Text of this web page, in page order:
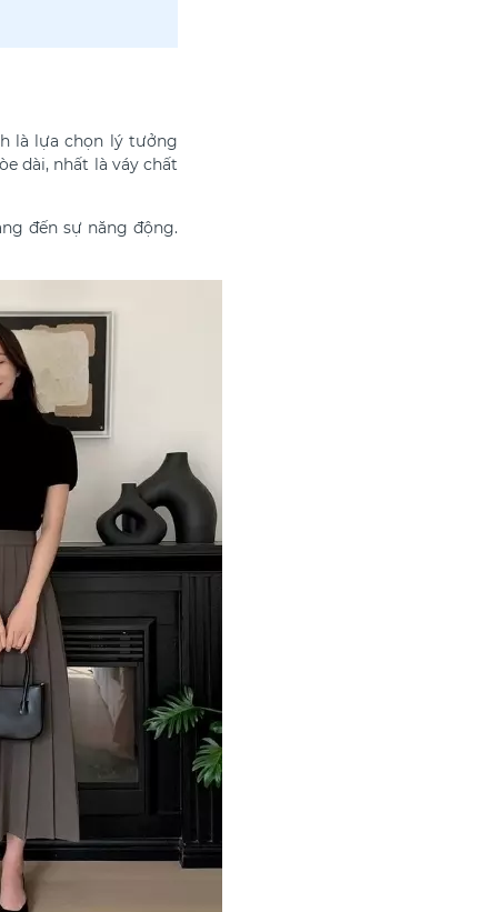
là lựa chọn lý tưởng
dài, nhất là váy chất
đến sự năng động.